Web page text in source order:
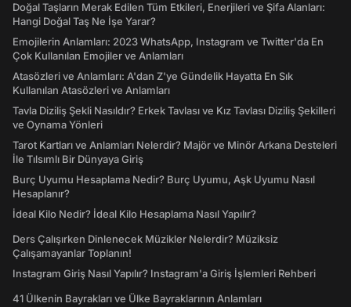
Doğal Taşların Merak Edilen Tüm Etkileri, Enerjileri ve Şifa Alanları:
Hangi Doğal Taş Ne İşe Yarar?
Emojilerin Anlamları: 2023 WhatsApp, Instagram ve Twitter'da En
Çok Kullanılan Emojiler ve Anlamları
Atasözleri ve Anlamları: A'dan Z'ye Gündelik Hayatta En Sık
Kullanılan Atasözleri ve Anlamları
Tavla Diziliş Şekli Nasıldır? Erkek Tavlası ve Kız Tavlası Diziliş Şekilleri
ve Oynama Yönleri
Tarot Kartları ve Anlamları Nelerdir? Majör ve Minör Arkana Desteleri
İle Tılsımlı Bir Dünyaya Giriş
Burç Uyumu Hesaplama Nedir? Burç Uyumu, Aşk Uyumu Nasıl
Hesaplanır?
İdeal Kilo Nedir? İdeal Kilo Hesaplama Nasıl Yapılır?
Ders Çalışırken Dinlenecek Müzikler Nelerdir? Müziksiz
Çalışamayanlar Toplanın!
Instagram Giriş Nasıl Yapılır? Instagram'a Giriş İşlemleri Rehberi
41 Ülkenin Bayrakları ve Ülke Bayraklarının Anlamları